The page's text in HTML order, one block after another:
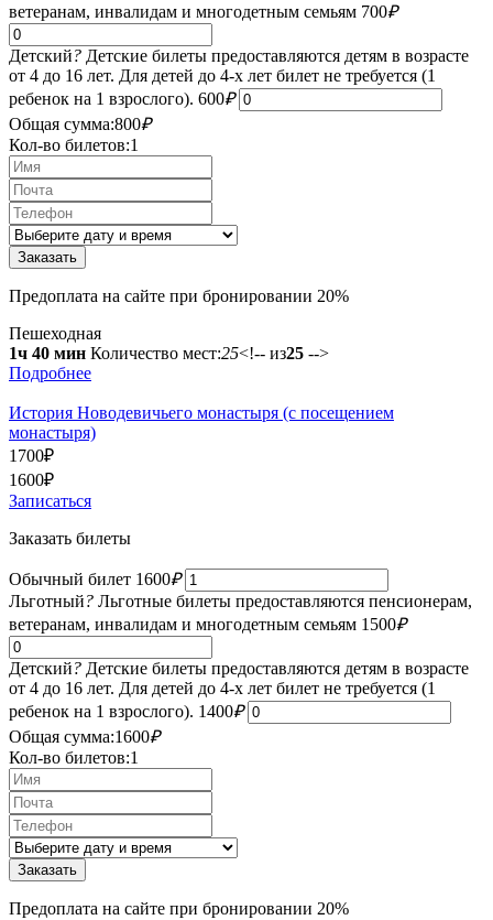
ветеранам, инвалидам и многодетным семьям 700₽
Детский? Детские билеты предоставляются детям в возрасте
от 4 до 16 лет. Для детей до 4-х лет билет не требуется (1
ребенок на 1 взрослого). 600₽
Общая сумма:800₽
Кол-во билетов:1
Предоплата на сайте при бронировании 20%
Пешеходная
1ч 40 мин Количество мест:25<!-- из25 -->
Подробнее
История Новодевичьего монастыря (с посещением
монастыря)
1700₽
1600₽
Записаться
Заказать билеты
Обычный билет 1600₽
Льготный? Льготные билеты предоставляются пенсионерам,
ветеранам, инвалидам и многодетным семьям 1500₽
Детский? Детские билеты предоставляются детям в возрасте
от 4 до 16 лет. Для детей до 4-х лет билет не требуется (1
ребенок на 1 взрослого). 1400₽
Общая сумма:1600₽
Кол-во билетов:1
Предоплата на сайте при бронировании 20%